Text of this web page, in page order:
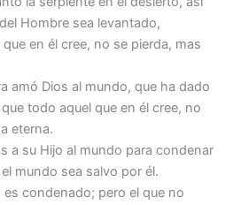
Hombre sea levantado,
en él cree, no se pierda, mas
amó Dios al mundo, que ha dado
todo aquel que en él cree, no
eterna.
a su Hijo al mundo para condenar
mundo sea salvo por él.
es condenado; pero el que no